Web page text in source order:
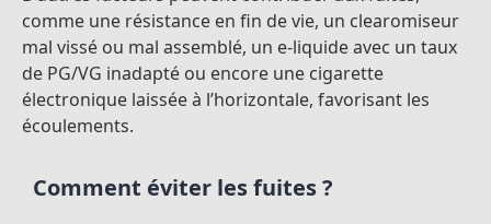
comme une résistance en fin de vie, un clearomiseur
mal vissé ou mal assemblé, un e-liquide avec un taux
de PG/VG inadapté ou encore une cigarette
électronique laissée à l’horizontale, favorisant les
écoulements.
Comment éviter les fuites ?